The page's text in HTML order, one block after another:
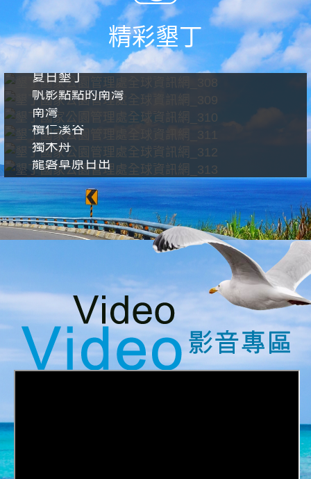
精彩墾丁
夏日墾丁
帆影點點的南灣
南灣
欖仁溪谷
獨木舟
龍磐草原日出